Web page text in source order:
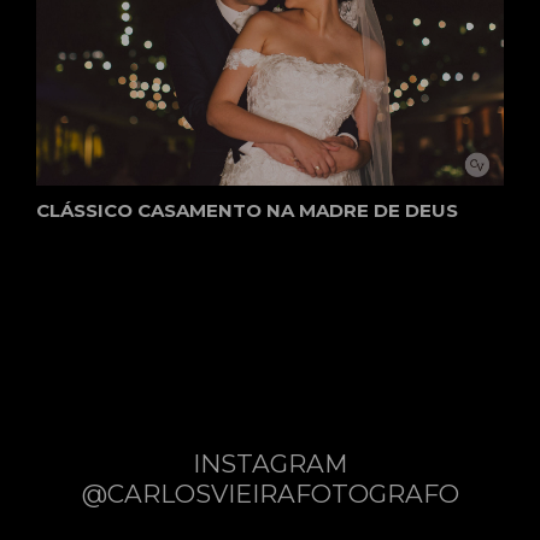
CLÁSSICO CASAMENTO NA MADRE DE DEUS
INSTAGRAM
@CARLOSVIEIRAFOTOGRAFO